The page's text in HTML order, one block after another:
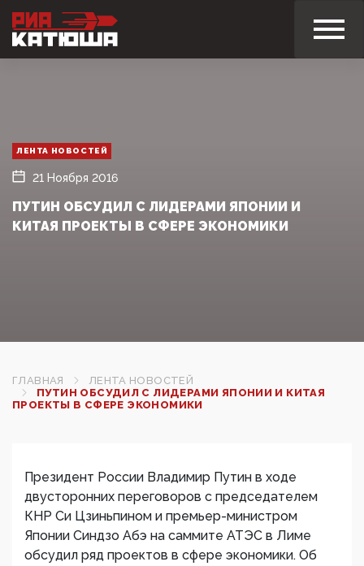
ЛЕНТА НОВОСТЕЙ
21 Ноября 2016
ПУТИН ОБСУДИЛ С ЛИДЕРАМИ ЯПОНИИ И
КИТАЯ ПРОЕКТЫ В СФЕРЕ ЭКОНОМИКИ
ГЛАВНАЯ
ЛЕНТА НОВОСТЕЙ
ПУТИН ОБСУДИЛ С ЛИДЕРАМИ ЯПОНИИ И КИТАЯ
ПРОЕКТЫ В СФЕРЕ ЭКОНОМИКИ
Президент России Владимир Путин в ходе
двусторонних переговоров с председателем
КНР Си Цзиньпином и премьер-министром
Японии Синдзо Абэ на саммите АТЭС в Лиме
обсудил ряд проектов в сфере экономики. Об